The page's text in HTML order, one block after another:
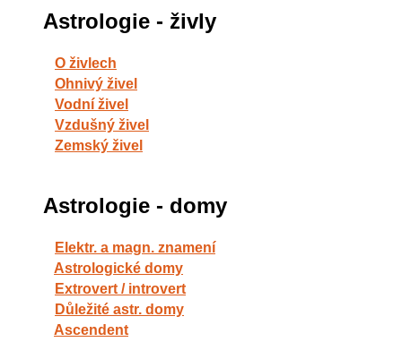
Astrologie - živly
O živlech
Ohnivý živel
Vodní živel
Vzdušný živel
Zemský živel
Astrologie - domy
Elektr. a magn. znamení
Astrologické domy
Extrovert / introvert
Důležité astr. domy
Ascendent